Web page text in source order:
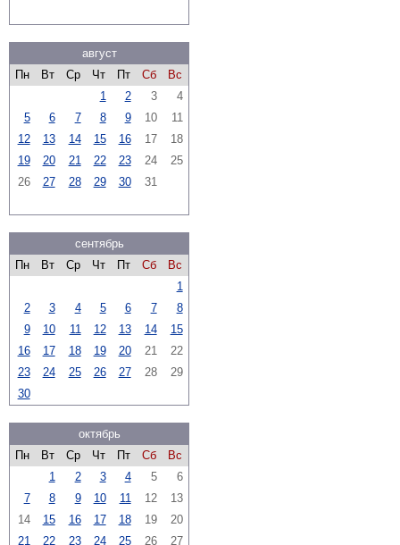
август
Пн
Вт Ср Чт Пт Сб
Вс
1
2 3
4
5
6 7 8 9 10
11
12
13 14 15 16 17
18
19
20 21 22 23 24
25
26
27 28 29 30 31
сентябрь
Пн
Вт Ср Чт Пт Сб
Вс
1
2
3 4 5 6 7
8
9
10 11 12 13 14
15
16
17 18 19 20 21
22
23
24 25 26 27 28
29
30
октябрь
Пн
Вт Ср Чт Пт Сб
Вс
1
2 3 4 5
6
7
8 9 10 11 12
13
14
15 16 17 18 19
20
21
22 23 24 25 26
27